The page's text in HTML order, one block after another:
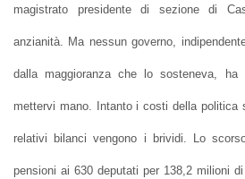
magistrato presidente di sezione di
anzianità. Ma nessun governo,
dalla maggioranza che lo sosteneva, ha
mettervi mano. Intanto i costi della politica
relativi bilanci vengono i brividi. Lo
pensioni ai 630 deputati per 138,2 milioni